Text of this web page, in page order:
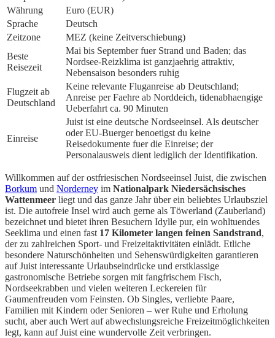
Währung
Euro (EUR)
Sprache
Deutsch
Zeitzone
MEZ (keine Zeitverschiebung)
Beste
Reisezeit
Mai bis September fuer Strand und Baden; das
Nordsee-Reizklima ist ganzjaehrig attraktiv,
Nebensaison besonders ruhig
Flugzeit ab
Deutschland
Keine relevante Fluganreise ab Deutschland;
Anreise per Faehre ab Norddeich, tidenabhaengige
Ueberfahrt ca. 90 Minuten
Einreise
Juist ist eine deutsche Nordseeinsel. Als deutscher
oder EU-Buerger benoetigst du keine
Reisedokumente fuer die Einreise; der
Personalausweis dient lediglich der Identifikation.
Willkommen auf der ostfriesischen Nordseeinsel Juist, die zwischen
Borkum und Norderney im Nationalpark Niedersächsisches
Wattenmeer liegt und das ganze Jahr über ein beliebtes Urlaubsziel
ist. Die autofreie Insel wird auch gerne als Töwerland (Zauberland)
bezeichnet und bietet ihren Besuchern Idylle pur, ein wohltuendes
Seeklima und einen fast 17 Kilometer langen feinen Sandstrand,
der zu zahlreichen Sport- und Freizeitaktivitäten einlädt. Etliche
besondere Naturschönheiten und Sehenswürdigkeiten garantieren
auf Juist interessante Urlaubseindrücke und erstklassige
gastronomische Betriebe sorgen mit fangfrischem Fisch,
Nordseekrabben und vielen weiteren Leckereien für
Gaumenfreuden vom Feinsten. Ob Singles, verliebte Paare,
Familien mit Kindern oder Senioren – wer Ruhe und Erholung
sucht, aber auch Wert auf abwechslungsreiche Freizeitmöglichkeiten
legt, kann auf Juist eine wundervolle Zeit verbringen.